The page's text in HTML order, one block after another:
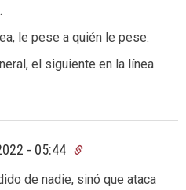
le pese a quién le pese.
el siguiente en la línea
- 05:44
de nadie, sinó que ataca